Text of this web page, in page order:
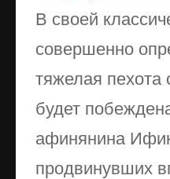
В своей
совершенно
тяжелая пехота
будет
афинянина
продвинувших